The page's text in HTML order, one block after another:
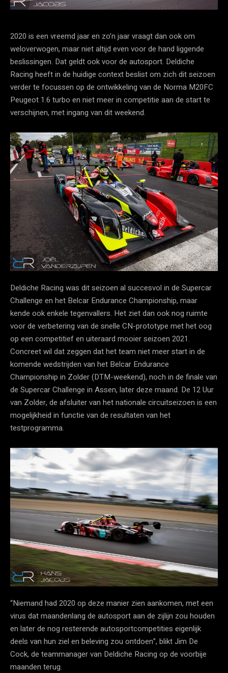
2020 is een vreemd jaar en zo’n jaar vraagt dan ook om
weloverwogen, maar niet altijd even voor de hand liggende
beslissingen. Dat geldt ook voor de autosport. Deldiche
Racing heeft in de huidige context beslist om zich dit seizoen
verder te focussen op de ontwikkeling van de Norma M20FC
Peugeot 1.6 turbo en niet meer in competitie aan de start te
verschijnen, met ingang van dit weekend.
Deldiche Racing was dit seizoen al succesvol in de Supercar
Challenge en het Belcar Endurance Championship, maar
kende ook enkele tegenvallers. Het ziet dan ook nog ruimte
voor de verbetering van de snelle CN-prototype met het oog
op een competitief en uiteraard mooier seizoen 2021.
Concreet wil dat zeggen dat het team niet meer start in de
komende wedstrijden van het Belcar Endurance
Championship in Zolder (DTM-weekend), noch in de finale van
de Supercar Challenge in Assen, later deze maand. De 12 Uur
van Zolder, de afsluiter van het nationale circuitseizoen is een
mogelijkheid in functie van de resultaten van het
testprogramma.
“Niemand had 2020 op deze manier zien aankomen, met een
virus dat maandenlang de autosport aan de zijlijn zou houden
en later de nog resterende autosportcompetities eigenlijk
deels van hun ziel en beleving zou ontdoen”, blikt Jim De
Cock, de teammanager van Deldiche Racing op de voorbije
maanden terug.